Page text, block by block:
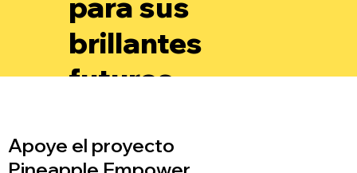
brillantes
futuros.
Apoye el proyecto